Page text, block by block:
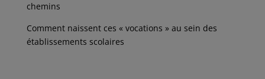
chemins
Comment naissent ces « vocations » au sein des
établissements scolaires